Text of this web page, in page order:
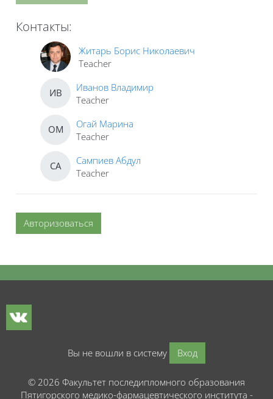
Контакты:
Житарь Борис Николаевич
Teacher
ИВ
Иванов Владимир
Teacher
ОМ
Огай Марина
Teacher
СА
Сампиев Абдул
Teacher
Авторизоваться
Вы не вошли в систему Вход
© 2026 Факультет последипломного образования
Пятигорского медико-фармацевтического института -